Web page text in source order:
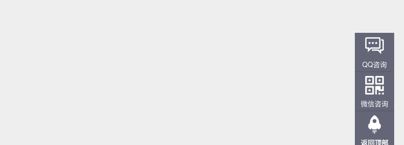
QQ咨询
微信咨询
返回顶部